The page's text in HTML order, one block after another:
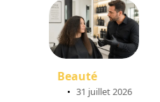
Beauté
31 juillet 2026